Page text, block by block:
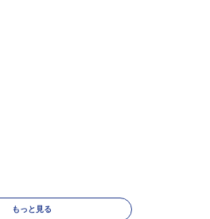
もっと見る